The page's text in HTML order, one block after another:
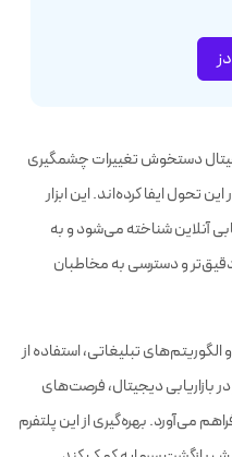
دستخوش تغییرات چشمگیری
ایفا کرده‌اند. این ابزار
آنلاین شناخته می‌شود و به
و دسترسی به مخاطبان
تبلیغاتی، استفاده از
بازاریابی دیجیتال، فرصت‌های
می‌آورد. بهره‌گیری از این پلتفرم